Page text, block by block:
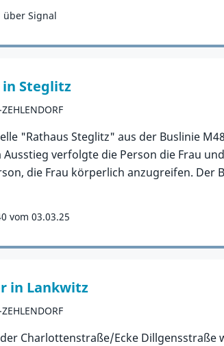
Signal
Steglitz
"Rathaus Steglitz" aus der Buslinie
verfolgte die Person die Frau
die Frau körperlich anzugreifen. Der
vom 03.03.25
in Lankwitz
Charlottenstraße/Ecke